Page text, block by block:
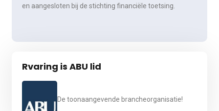
en aangesloten bij de stichting financiële toetsing.
Rvaring is ABU lid
De toonaangevende brancheorganisatie!